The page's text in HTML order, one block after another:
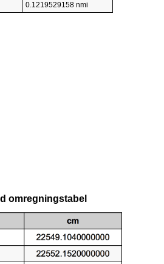
0.1219529158 nmi
omregningstabel